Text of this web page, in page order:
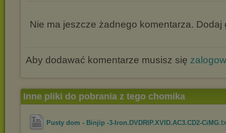
Nie ma jeszcze żadnego komentarza. Dodaj
Aby dodawać komentarze musisz się
Inne pliki do pobrania z tego chomika
Pusty dom - Binjip -3-Iron.DVDRIP.XVID.AC3.CD2-CiMG